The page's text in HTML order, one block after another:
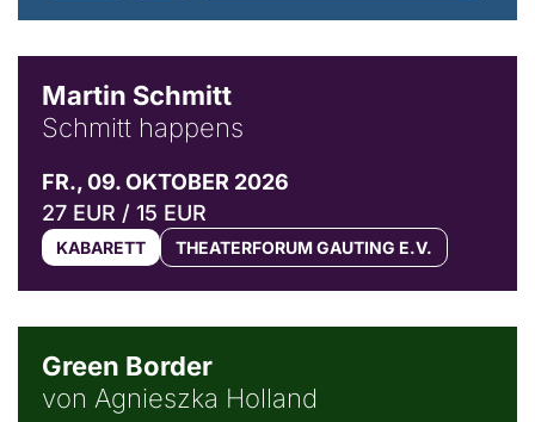
Martin Schmitt
Schmitt happens
FR., 09. OKTOBER 2026
27 EUR / 15 EUR
KABARETT THEATERFORUM GAUTING E.V.
Green Border
von Agnieszka Holland